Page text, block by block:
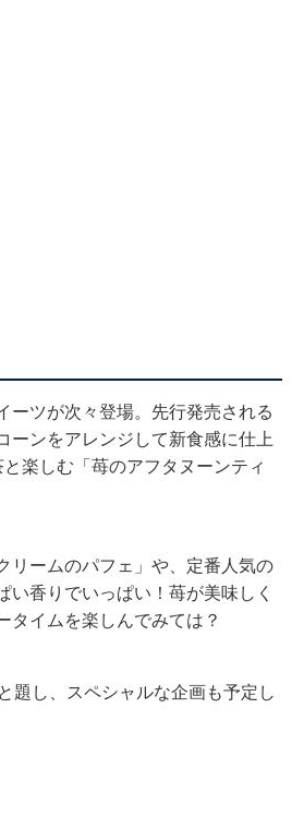
ーツが次々登場。先行発売される
ーンをアレンジして新食感に仕上
楽しむ「苺のアフタヌーンティ
リームのパフェ」や、定番人気の
い香りでいっぱい！苺が美味しく
タイムを楽しんでみては？
題し、スペシャルな企画も予定し